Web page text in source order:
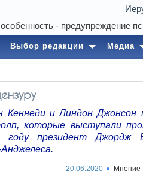
Выбор редакции Медиа
Кеннеди и Линдон Джонсон
которые выступали
году президент Джордж
20.06.2020 Мнение